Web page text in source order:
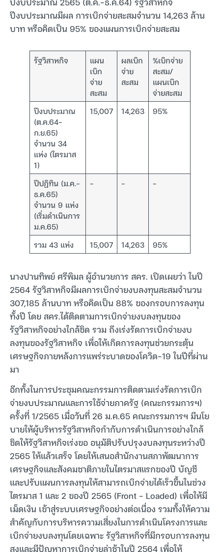
ปีงบประมาณมีผล การเบิกจ่ายสะสมจำนวน 14,263 ล้าน
บาท หรือคิดเป็น 95% ของแผนการเบิกจ่ายสะสม
รัฐวิสาหกิจ
แผน
เบิก
จ่าย
สะสม
ผลเบิก
จ่าย
สะสม
%เบิกจ่าย
สะสม/
แผนเบิก
จ่ายสะสม
ปีงบประมาณ
(ต.ค.64-
ก.ย.65)
จำนวน 34
แห่ง (ไตรมาส
1)
15,007 14,263 95%
ปีปฏิทิน (ม.ค.-
ธ.ค.65)
จำนวน 9 แห่ง
(เริ่มดำเนินการ
ม.ค.65)
– – –
รวม 43 แห่ง 15,007 14,263 95%
นางปานทิพย์ ศรีพิมล ผู้อำนวยการ สคร. เปิดเผยว่า ในปี
2564 รัฐวิสาหกิจมีผลการเบิกจ่ายงบลงทุนสะสมจำนวน
307,185 ล้านบาท หรือคิดเป็น 88% ของกรอบการลงทุน
ทั้งปี โดย สคร.ได้ติดตามการเบิกจ่ายงบลงทุนของ
รัฐวิสาหกิจอย่างใกล้ชิด รวม ถึงเร่งรัดการเบิกจ่ายงบ
ลงทุนของรัฐวิสาหกิจ เพื่อให้เกิดการลงทุนช่วยกระตุ้น
เศรษฐกิจภายหลังการแพร่ระบาดของโควิด-19 ในปีที่ผ่าน
มา
อีกทั้งในการประชุมคณะกรรมการติดตามเร่งรัดการเบิก
จ่ายงบประมาณและการใช้จ่ายภาครัฐ (คณะกรรมการฯ)
ครั้งที่ 1/2565 เมื่อวันที่ 26 ม.ค.65 คณะกรรมการฯ มีนโย
บายให้ผู้บริหารรัฐวิสาหกิจกำกับการดำเนินการอย่างใกล้
ชิดให้รัฐวิสาหกิจเร่งขอ อนุมัติปรับปรุงงบลงทุนระหว่างปี
2565 ให้แล้วเสร็จ โดยให้เสนอสำนักงานสภาพัฒนาการ
เศรษฐกิจและสังคมชาติภายในไตรมาสแรกของปี บัญชี
และปรับแผนการลงทุนให้สามารถเบิกจ่ายได้เร็วขึ้นในช่วง
ไตรมาส 1 และ 2 ของปี 2565 (Front – Loaded) เพื่อให้มี
เม็ดเงิน เข้าสู่ระบบเศรษฐกิจอย่างต่อเนื่อง รวมทั้งให้ความ
สำคัญกับการบริหารความเสี่ยงในการดำเนินโครงการและ
เบิกจ่ายงบลงทุนโดยเฉพาะ รัฐวิสาหกิจที่มีกรอบการลงทุน
สูงและมีปัญหาการเบิกจ่ายล่าช้าในปี 2564 เพื่อให้